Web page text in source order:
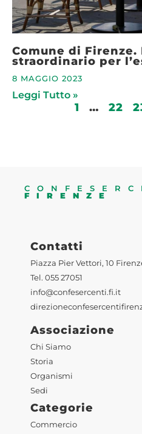
Comune di Firenze.
straordinario per
8 MAGGIO 2023
Leggi Tutto »
1 … 22
FIRENZE
Contatti
Piazza Pier Vettori, 10
Tel. 055 27051
info@confesercenti.fi.it
Associazione
Chi Siamo
Storia
Organismi
Sedi
Categorie
Commercio